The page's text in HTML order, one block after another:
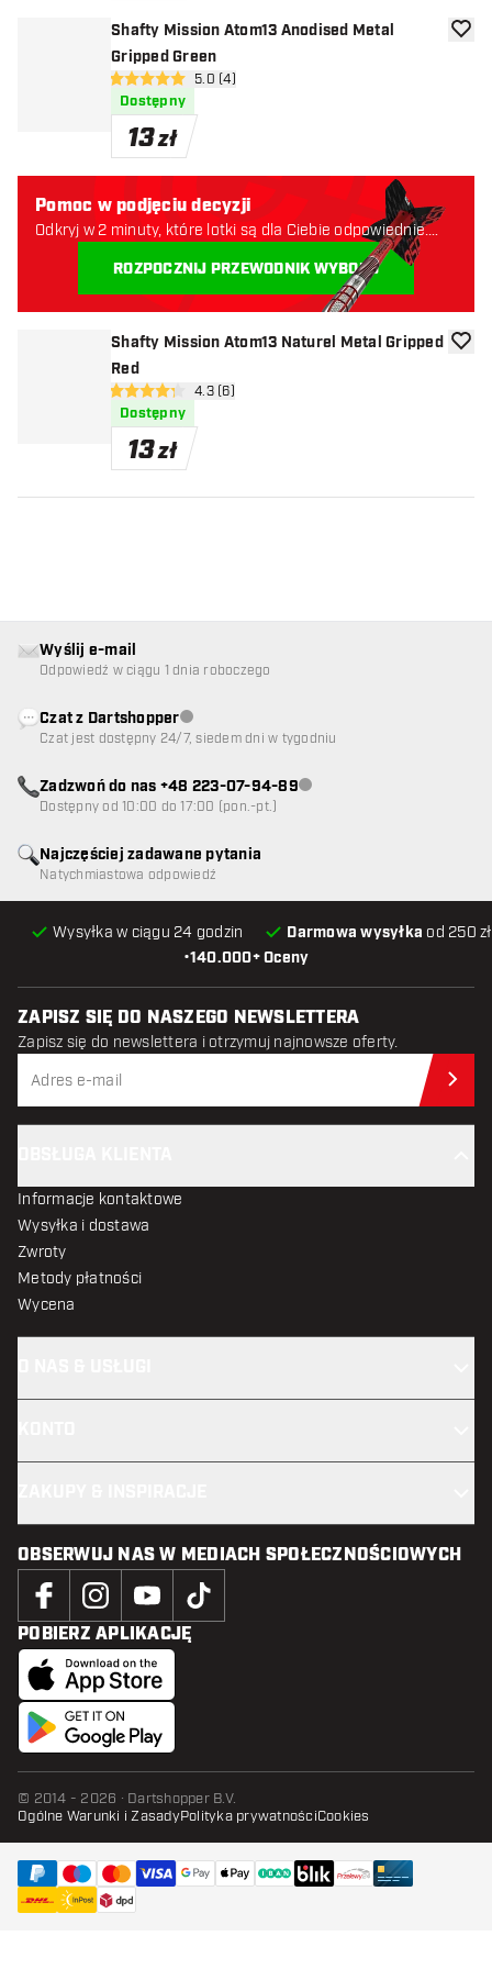
Shafty Mission Atom13 Anodised Metal
Gripped Green
otwórz panel recenzji
5 gwiazdki oceny5.0 (4)
Dostępny
13zł
Shafty Mission Atom13 Naturel Metal Gripped
Red
otwórz panel recenzji
4.3 gwiazdki oceny
4.3 (6)
Dostępny
13zł
Pomoc w podjęciu decyzji
Odkryj w 2 minuty, które lotki są dla Ciebie odpowiednie.
ROZPOCZNIJ PRZEWODNIK WYBORU
•140.000+ Oceny
Wysyłka w ciągu 24 godzin Darmowa wysyłka od 250
Najczęściej zadawane pytania
Natychmiastowa odpowiedź
Wyślij e-mail
Odpowiedź w ciągu 1 dnia roboczego
Czat z DartshopperObsługa klienta niedostępna
Czat jest dostępny 24/7, siedem dni w tygodniu
Zadzwoń do nas +48 223-07-94-89Obsługa klienta niedostępna
Dostępny od 10:00 do 17:00 (pon.-pt.)
ZAPISZ SIĘ DO NASZEGO NEWSLETTERA
Zapisz się do newslettera i otrzymuj najnowsze oferty.
Informacje kontaktowe
Wysyłka i dostawa
Zwroty
Metody płatności
Wycena
OBSERWUJ NAS W MEDIACH SPOŁECZNOŚCIOWYCH
POBIERZ APLIKACJĘ
© 2014 - 2026 · Dartshopper B.V.
Ogólne Warunki i ZasadyPolityka prywatnościCookies